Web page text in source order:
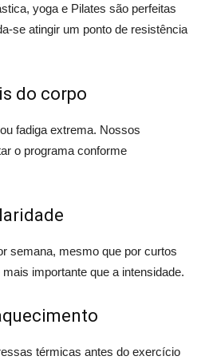
yoga e Pilates são perfeitas
se atingir um ponto de resistência
do corpo
fadiga extrema. Nossos
o programa conforme
semana, mesmo que por curtos
importante que a intensidade.
térmicas antes do exercício